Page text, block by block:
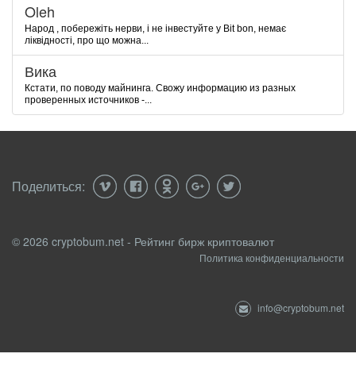
Oleh
Народ , побережіть нерви, і не інвестуйте у Bit bon, немає
ліквідності, про що можна...
Вика
Кстати, по поводу майнинга. Свожу информацию из разных
проверенных источников -...
Поделиться:
© 2026 cryptobum.net - Рейтинг бирж криптовалют
Политика конфиденциальности
info@cryptobum.net